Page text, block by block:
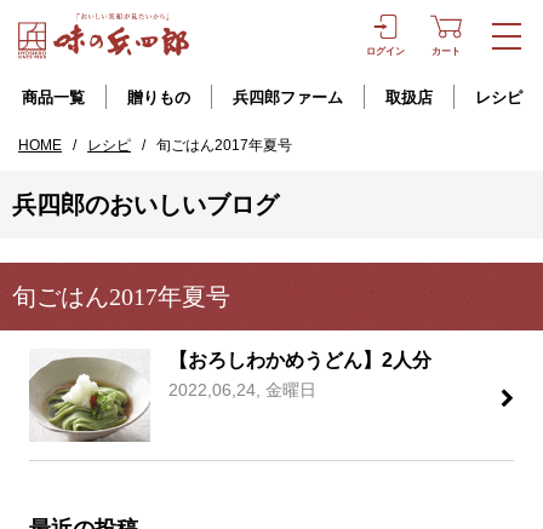
ログイン カート
商品一覧 贈りもの 兵四郎ファーム 取扱店 レシピ
HOME / レシピ / 旬ごはん2017年夏号
兵四郎のおいしいブログ
旬ごはん2017年夏号
【おろしわかめうどん】2人分
2022,06,24, 金曜日